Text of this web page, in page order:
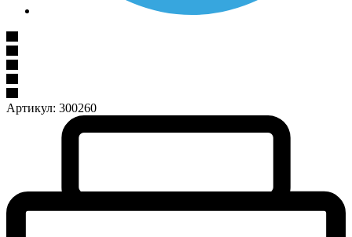
Артикул: 300260